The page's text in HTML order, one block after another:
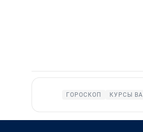
ГОРОСКОП КУРСЫ